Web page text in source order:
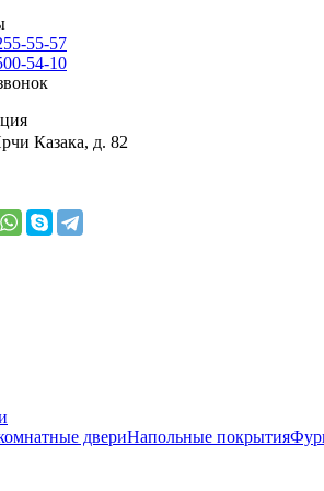
55-57
54-10
Казака, д. 82
двериНапольные покрытия